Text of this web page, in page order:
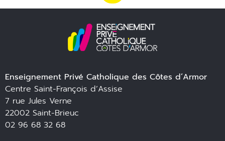
Enseignement Privé Catholique des Côtes d’Armor
Centre Saint-François d’Assise
7 rue Jules Verne
22002 Saint-Brieuc
02 96 68 32 68